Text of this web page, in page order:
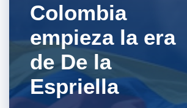
Colombia
empieza la era
de De la
Espriella